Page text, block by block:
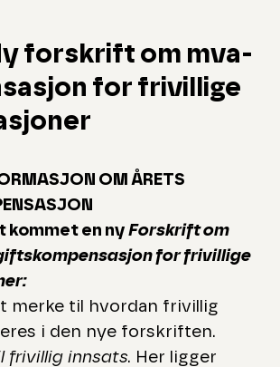
forskrift om mva-
for frivillige
OM ÅRETS
kommet en ny Forskrift om
for frivillige
merke til hvordan frivillig
i den nye forskriften.
frivillig innsats. Her ligger